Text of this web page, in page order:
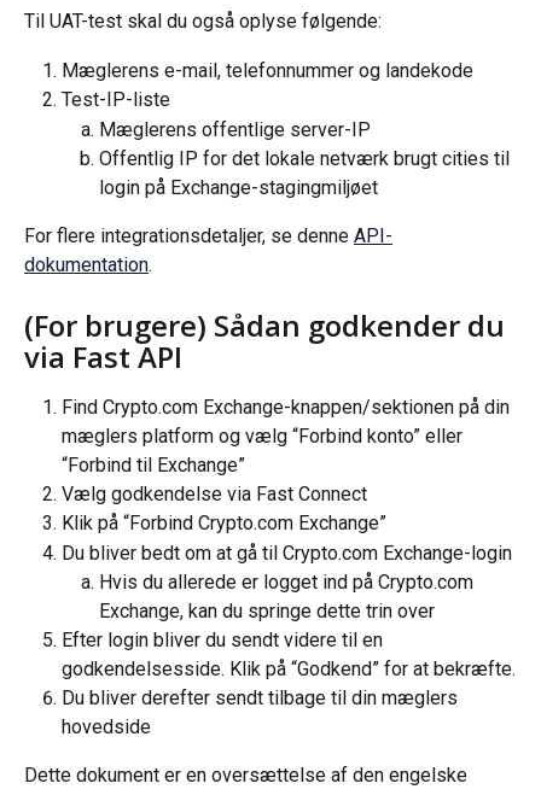
Til UAT-test skal du også oplyse følgende:
Mæglerens e-mail, telefonnummer og landekode
Test-IP-liste
Mæglerens offentlige server-IP
Offentlig IP for det lokale netværk brugt cities til
login på Exchange-stagingmiljøet
For flere integrationsdetaljer, se denne API-
dokumentation.
(For brugere) Sådan godkender du
via Fast API
Find Crypto.com Exchange-knappen/sektionen på din
mæglers platform og vælg “Forbind konto” eller
“Forbind til Exchange”
Vælg godkendelse via Fast Connect
Klik på “Forbind Crypto.com Exchange”
Du bliver bedt om at gå til Crypto.com Exchange-login
Hvis du allerede er logget ind på Crypto.com
Exchange, kan du springe dette trin over
Efter login bliver du sendt videre til en
godkendelsesside. Klik på “Godkend” for at bekræfte.
Du bliver derefter sendt tilbage til din mæglers
hovedside
Dette dokument er en oversættelse af den engelske